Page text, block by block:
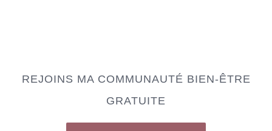
REJOINS MA COMMUNAUTÉ BIEN-ÊTRE
GRATUITE